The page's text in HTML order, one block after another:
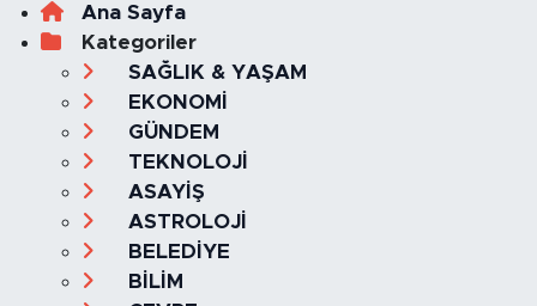
Ana Sayfa
Kategoriler
SAĞLIK & YAŞAM
EKONOMİ
GÜNDEM
TEKNOLOJİ
ASAYİŞ
ASTROLOJİ
BELEDİYE
BİLİM